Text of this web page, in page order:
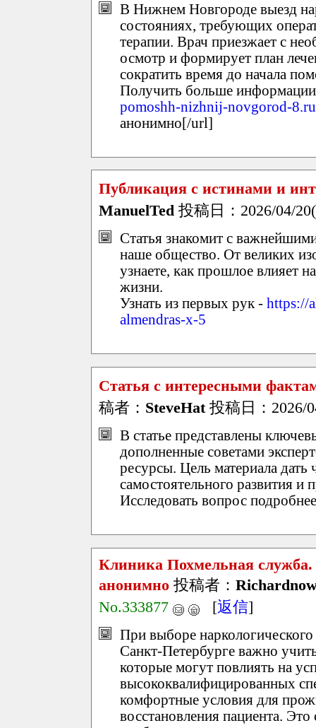
В Нижнем Новгороде выезд
состояниях, требующих
терапии. Врач приезжает с
осмотр и формирует план
сократить время до начала
Получить больше
pomoshh-nizhnij-novgorod-
анонимно[/url]
Публикация с истинами и
ManuelTed 投稿日：2026/04/
Статья знакомит с
наше общество. От великих
узнаете, как прошлое влияет
жизни.
Узнать из первых рук - https://
almendras-x-5
Статья с интересными
稿者： SteveHat投稿日：2026/
В статье представлены
дополненные советами
ресурсы. Цель материала
самостоятельного развития
Исследовать вопрос
Клиника Похмельная
анонимно 投稿者：
No.333877
[返信]
При выборе
Санкт-Петербурге важно
которые могут повлиять на
высококвалифицированных
комфортные условия для
восстановления пациента.